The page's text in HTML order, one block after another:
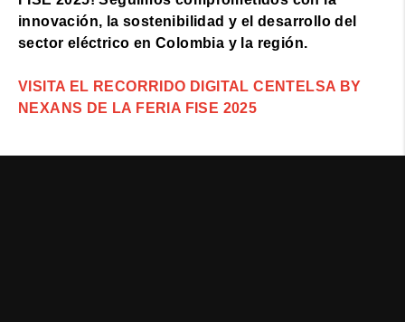
innovación, la sostenibilidad y el desarrollo del
sector eléctrico en Colombia y la región.
VISITA EL RECORRIDO DIGITAL CENTELSA BY
NEXANS DE LA FERIA FISE 2025